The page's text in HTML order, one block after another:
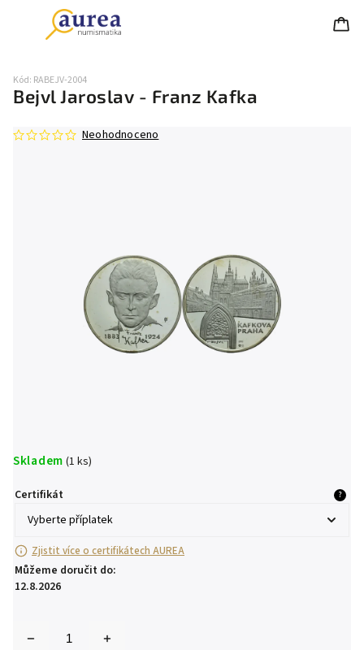
Bejvl Jaroslav - Franz Kafka
Kód: RABEJV-2004
Neohodnoceno
Skladem (1 ks)
Certifikát ?
Zjistit více o certifikátech AUREA
Můžeme doručit do:
12.8.2026